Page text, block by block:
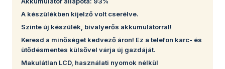
A készülékben kijelző volt cserélve.
Szinte új készülék, bivalyerős akkumulátorral!
Keresd a minőséget kedvező áron! Ez a telefon karc- és
ütődésmentes külsővel várja új gazdáját.
Makulátlan LCD, használati nyomok nélkül